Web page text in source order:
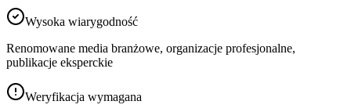
Wysoka wiarygodność
Renomowane media branżowe, organizacje profesjonalne,
publikacje eksperckie
Weryfikacja wymagana